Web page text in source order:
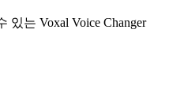
는 Voxal Voice Changer